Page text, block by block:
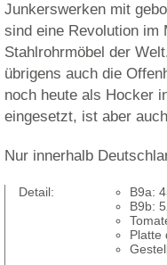
Junkerswerken mit
sind eine Revolution im
Stahlrohrmöbel der
übrigens auch die
noch heute als Hocker
eingesetzt, ist aber
Nur innerhalb
Detail:
B9a:
B9b:
Platte